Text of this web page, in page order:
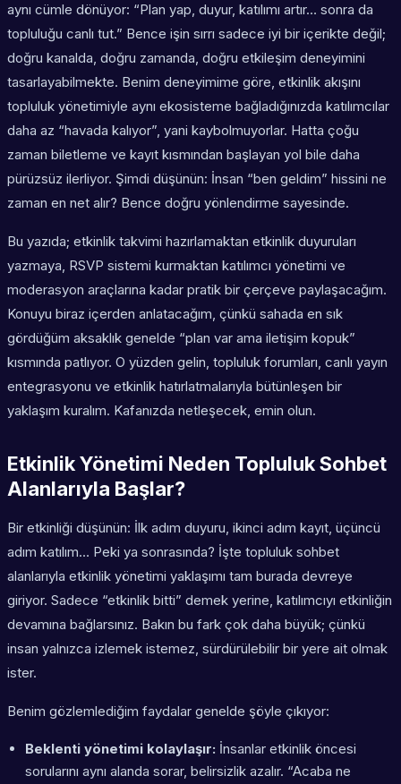
aynı cümle dönüyor: “Plan yap, duyur, katılımı artır… sonra da
topluluğu canlı tut.” Bence işin sırrı sadece iyi bir içerikte değil;
doğru kanalda, doğru zamanda, doğru etkileşim deneyimini
tasarlayabilmekte. Benim deneyimime göre, etkinlik akışını
topluluk yönetimiyle aynı ekosisteme bağladığınızda katılımcılar
daha az “havada kalıyor”, yani kaybolmuyorlar. Hatta çoğu
zaman biletleme ve kayıt kısmından başlayan yol bile daha
pürüzsüz ilerliyor. Şimdi düşünün: İnsan “ben geldim” hissini ne
zaman en net alır? Bence doğru yönlendirme sayesinde.
Bu yazıda; etkinlik takvimi hazırlamaktan etkinlik duyuruları
yazmaya, RSVP sistemi kurmaktan katılımcı yönetimi ve
moderasyon araçlarına kadar pratik bir çerçeve paylaşacağım.
Konuyu biraz içerden anlatacağım, çünkü sahada en sık
gördüğüm aksaklık genelde “plan var ama iletişim kopuk”
kısmında patlıyor. O yüzden gelin, topluluk forumları, canlı yayın
entegrasyonu ve etkinlik hatırlatmalarıyla bütünleşen bir
yaklaşım kuralım. Kafanızda netleşecek, emin olun.
Etkinlik Yönetimi Neden Topluluk Sohbet
Alanlarıyla Başlar?
Bir etkinliği düşünün: İlk adım duyuru, ikinci adım kayıt, üçüncü
adım katılım… Peki ya sonrasında? İşte topluluk sohbet
alanlarıyla etkinlik yönetimi yaklaşımı tam burada devreye
giriyor. Sadece “etkinlik bitti” demek yerine, katılımcıyı etkinliğin
devamına bağlarsınız. Bakın bu fark çok daha büyük; çünkü
insan yalnızca izlemek istemez, sürdürülebilir bir yere ait olmak
ister.
Benim gözlemlediğim faydalar genelde şöyle çıkıyor:
Beklenti yönetimi kolaylaşır: İnsanlar etkinlik öncesi
sorularını aynı alanda sorar, belirsizlik azalır. “Acaba ne